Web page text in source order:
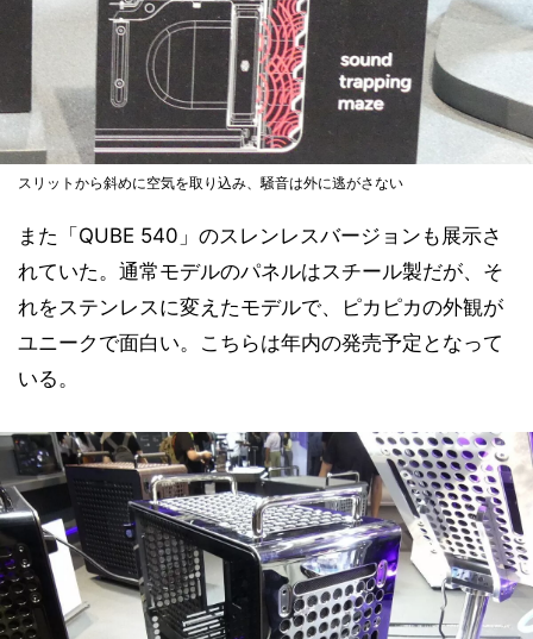
スリットから斜めに空気を取り込み、騒音は外に逃がさない
また「QUBE 540」のスレンレスバージョンも展示さ
れていた。通常モデルのパネルはスチール製だが、そ
れをステンレスに変えたモデルで、ピカピカの外観が
ユニークで面白い。こちらは年内の発売予定となって
いる。